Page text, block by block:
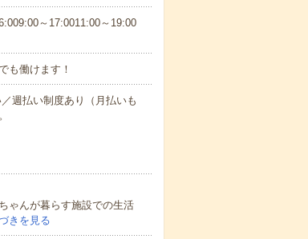
～17:0011:00～19:00
働けます！
週払い制度あり（月払いも
ゃんが暮らす施設での生活
きを見る